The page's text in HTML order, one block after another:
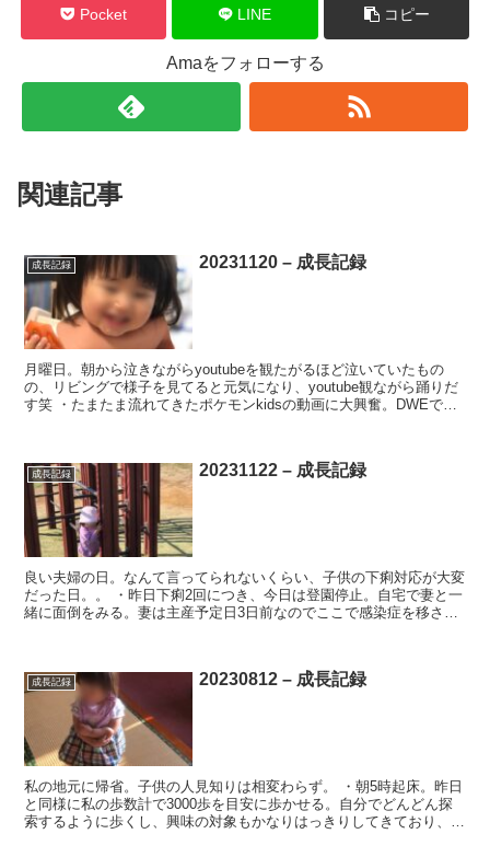
Pocket LINE コピー
Amaをフォローする
関連記事
成長記録 20231120 – 成長記録
月曜日。朝から泣きながらyoutubeを観たがるほど泣いていたもの
の、リビングで様子を見てると元気になり、youtube観ながら踊りだ
す笑 ・たまたま流れてきたポケモンkidsの動画に大興奮。DWEでも
成長記録 20231122 – 成長記録
良い夫婦の日。なんて言ってられないくらい、子供の下痢対応が大変
だった日。。 ・昨日下痢2回につき、今日は登園停止。自宅で妻と一
緒に面倒をみる。妻は主産予定日3日前なのでここで感染症を移され
成長記録 20230812 – 成長記録
私の地元に帰省。子供の人見知りは相変わらず。 ・朝5時起床。昨日
と同様に私の歩数計で3000歩を目安に歩かせる。自分でどんどん探
索するように歩くし、興味の対象もかなりはっきりしてきており、指